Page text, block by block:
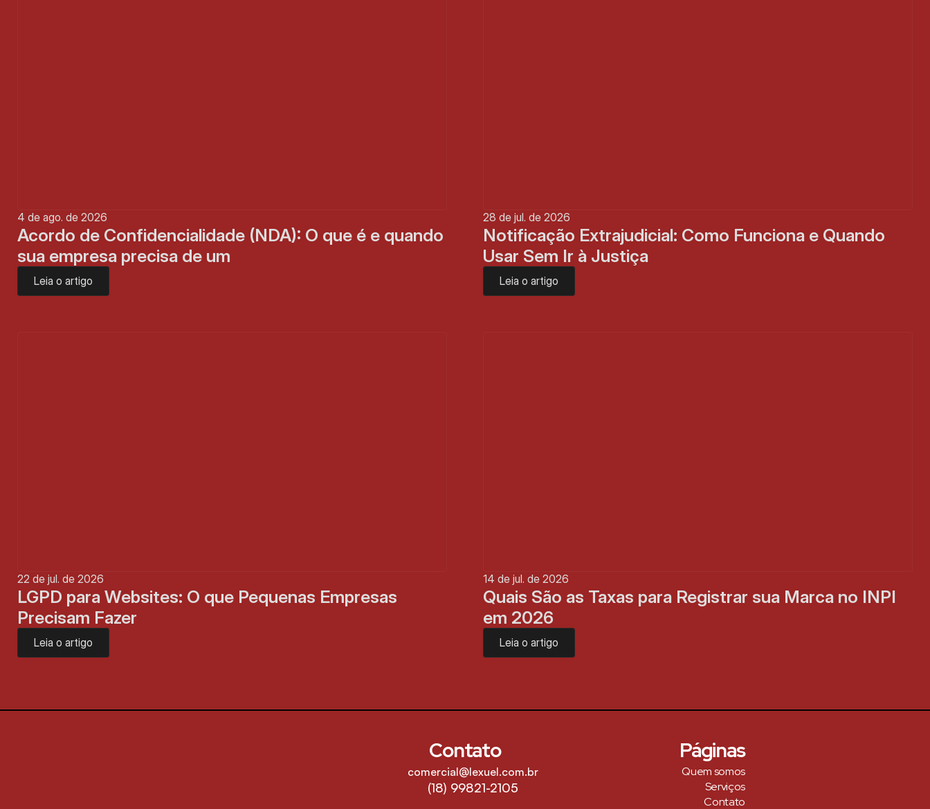
4 de ago. de 2026
Acordo de Confidencialidade (NDA): O que é e quando
sua empresa precisa de um
Leia o artigo
28 de jul. de 2026
Notificação Extrajudicial: Como Funciona e Quando
Usar Sem Ir à Justiça
Leia o artigo
22 de jul. de 2026
LGPD para Websites: O que Pequenas Empresas
Precisam Fazer
Leia o artigo
14 de jul. de 2026
Quais São as Taxas para Registrar sua Marca no INPI
em 2026
Leia o artigo
Contato
comercial@lexuel.com.br
(18) 99821-2105
Páginas
Quem somos
Serviços
Contato